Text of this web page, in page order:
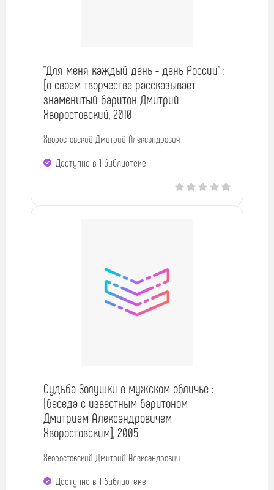
"Для меня каждый день - день России" :
[о своем творчестве рассказывает
знаменитый баритон Дмитрий
Хворостовский, 2010
Хворостовский Дмитрий Александрович
Доступно в 1 библиотекe
Судьба Золушки в мужском обличье :
[беседа с известным баритоном
Дмитрием Александровичем
Хворостовским], 2005
Хворостовский Дмитрий Александрович
Доступно в 1 библиотекe